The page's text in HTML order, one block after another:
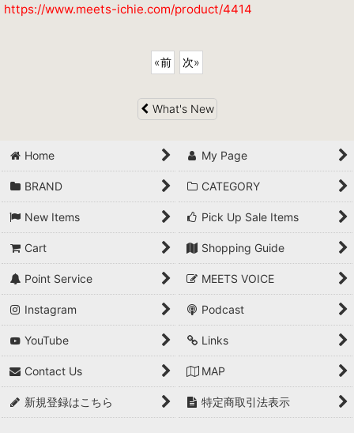
https://www.meets-ichie.com/product/4414
«前 次»
What's New
Home My Page
BRAND CATEGORY
New Items Pick Up Sale Items
Cart Shopping Guide
Point Service MEETS VOICE
Instagram Podcast
YouTube Links
Contact Us MAP
新規登録はこちら 特定商取引法表示